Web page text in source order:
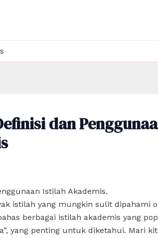
dan
Istilah Akademis.
istilah yang mungkin sulit dipahami
berbagai istilah akademis yang
yang penting untuk diketahui. Mari